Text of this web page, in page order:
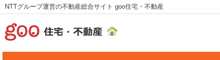
NTTグループ運営の不動産総合サイト goo住宅・不動産